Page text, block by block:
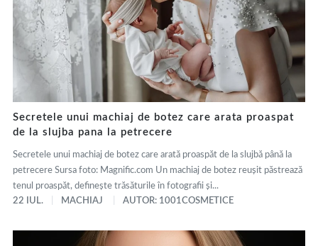
Secretele unui machiaj de botez care arata proaspat
de la slujba pana la petrecere
Secretele unui machiaj de botez care arată proaspăt de la slujbă până la
petrecere Sursa foto: Magnific.com Un machiaj de botez reușit păstrează
tenul proaspăt, definește trăsăturile în fotografii și...
22 IUL.
MACHIAJ AUTOR: 1001COSMETICE